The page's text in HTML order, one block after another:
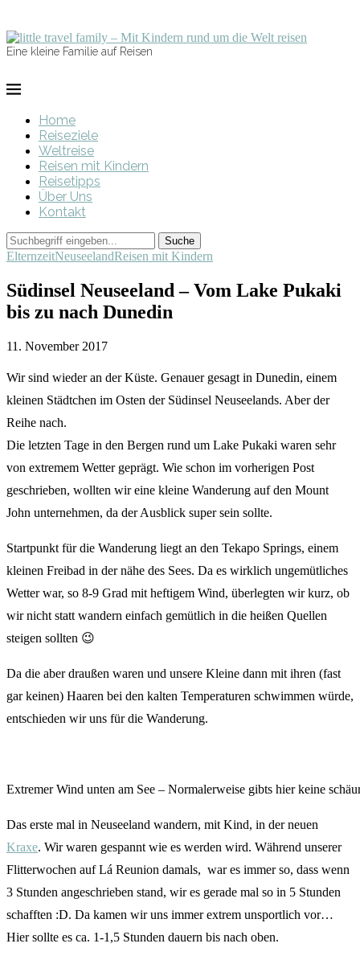
Eine kleine Familie auf Reisen
Home
Reiseziele
Weltreise
Reisen mit Kindern
Reisetipps
Über Uns
Kontakt
ElternzeitNeuseelandReisen mit Kindern
Südinsel Neuseeland – Vom Lake Pukaki
bis zu nach Dunedin
11. November 2017
Wir sind wieder an der Küste. Genauer gesagt in Dunedin, einem
kleinen Städtchen im Osten der Südinsel Neuseelands. Aber der
Reihe nach.
Die letzten Tage in den Bergen rund um Lake Pukaki waren sehr
von extremem Wetter geprägt. Wie schon im vorherigen Post
geschrieben, wollten wir eine kleine Wanderung auf den Mount
John unternehmen, da der Ausblick super sein sollte.
Startpunkt für die Wanderung liegt an den Tekapo Springs, einem
kleinen Freibad in der nähe des Sees. Da es wirklich ungemütliches
Wetter war, so 8-9 Grad mit heftigem Wind, überlegten wir kurz, ob
wir nicht statt wandern einfach gemütlich in die heißen Quellen
steigen sollten 😉
Da die aber draußen waren und unsere Kleine dann mit ihren (fast
gar keinen) Haaren bei den kalten Temperaturen schwimmen würde,
entschieden wir uns für die Wanderung.
Extremer Wind unten am See – Normalerweise gibts hier keine
Das erste mal in Neuseeland wandern, mit Kind, in der neuen
Kraxe. Wir waren gespannt wie es werden wird. Während unserer
Flitterwochen auf Lá Reunion damals, war es immer so, dass wenn
3 Stunden angeschrieben stand, wir es gerade mal so in 5 Stunden
schafften :D. Da kamen wir uns immer extrem unsportlich vor…
Hier sollte es ca. 1-1,5 Stunden dauern bis nach oben.